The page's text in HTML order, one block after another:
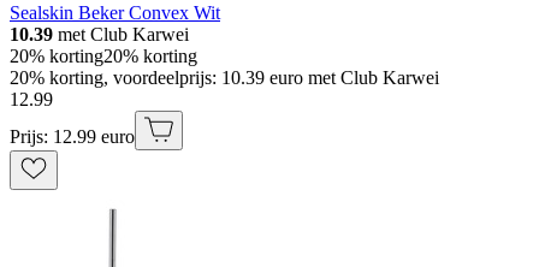
Sealskin Beker Convex Wit
10.39 met Club Karwei
20% korting20% korting
20% korting, voordeelprijs: 10.39 euro met Club Karwei
12.99
Prijs: 12.99 euro